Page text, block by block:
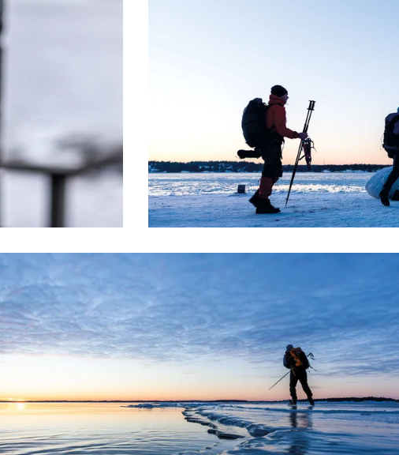
Hängen sind, geht es beim Black Ice Skating darum,
Suche nach einer möglichen Erstbefahrung bewegt sich Mårten